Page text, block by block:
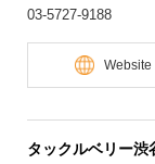
03-5727-9188
Website
タックルベリー渋